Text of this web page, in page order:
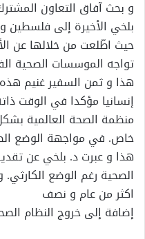
و بحث آفاق التعاون
بلخي الأخيرة إلى
حيث اطّلعت من خلالها عن
تواجه الموسسات الصحية
هذا و ثمن السفير غنيم
إنسانيا مؤكدا في الوقت
منظمة الصحة العالمية
خاص. في مواجهة الوضع
هذا و عبرت د. بلخي عن
الصحية رغم الوضع
اكثر من عام و نصف
إضافة إلى خروج النظام